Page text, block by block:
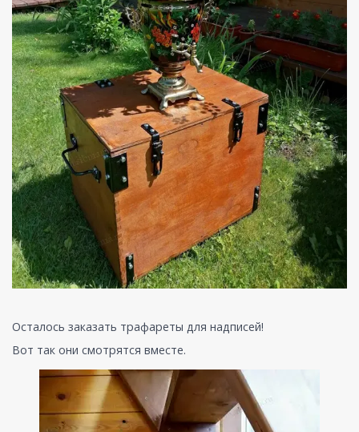
Осталось заказать трафареты для надписей!
Вот так они смотрятся вместе.